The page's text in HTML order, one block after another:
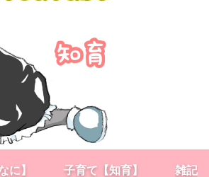
に】 子育て【知育】 雑記